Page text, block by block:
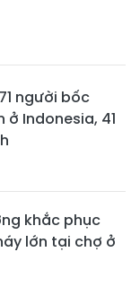
người bốc
ở Indonesia, 41
khắc phục
lớn tại chợ ở